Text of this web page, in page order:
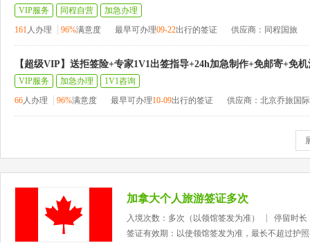
VIP服务 同程自营
加急办理
161人办理 96%满意度 最早可办理09-22出行的签证 供应商：同程国旅
【超级VIP】送拒签险+专家1V1出签指导+24h加急制作+免邮寄+免
VIP服务 加急办理
1V1咨询
66人办理 96%满意度 最早可办理10-09出行的签证 供应商：北京乔旅国
加拿大个人旅游签证多次
入境次数：多次（以领馆签发为准）
停留时长
签证有效期：以使领馆签发为准，最长不超过护